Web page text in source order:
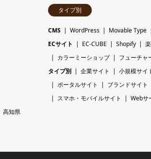
高知県
タイプ別
CMS WordPress
Movable Type
ECサイト
EC-CUBE Shopify
カラーミーショップ
フューチャ
タイプ別
企業サイト
小規模サイ
ポータルサイト
ブランドサイト
スマホ・モバイルサイト
Webサ